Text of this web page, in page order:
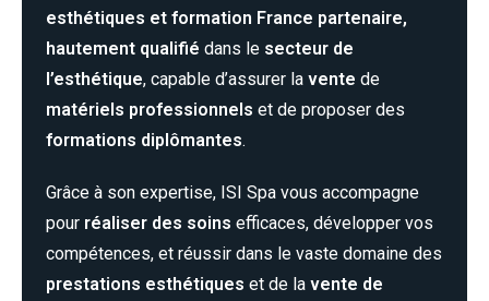
esthétiques et formation France partenaire,
hautement qualifié dans le secteur de
l’esthétique, capable d’assurer laventede
matériels professionnels et de proposer des
formations diplômantes.
Grâce à son expertise, ISI Spa vous accompagne
pour réaliser des soins efficaces, développer vos
compétences, et réussir dans le vaste domaine des
prestations esthétiques et de lavente de